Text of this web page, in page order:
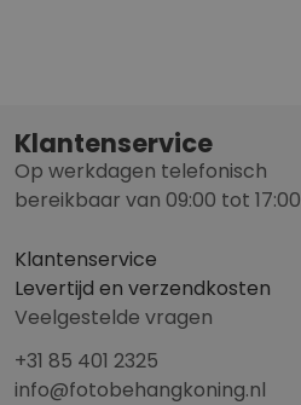
Klantenservice
Op werkdagen telefonisch
bereikbaar van 09:00 tot 17:00
Klantenservice
Levertijd en verzendkosten
Veelgestelde vragen
+31 85 401 2325
info@fotobehangkoning.nl